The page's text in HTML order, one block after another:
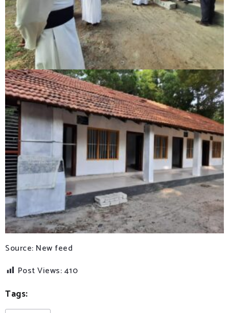
Source: New feed
Post Views:410
Tags: